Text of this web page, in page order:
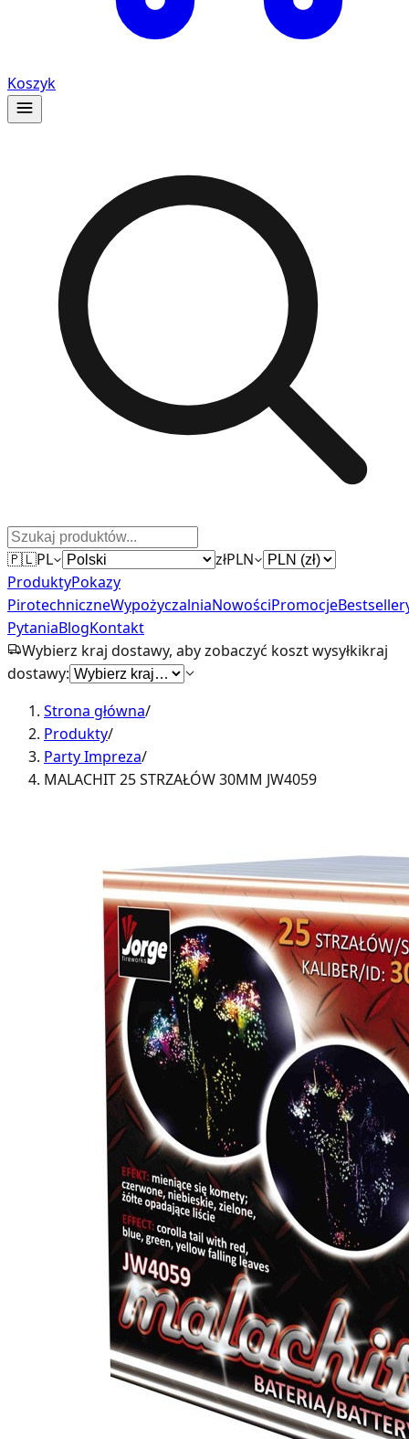
Koszyk
🇵🇱PL złPLN
ProduktyPokazy
PirotechniczneWypożyczalniaNowościPromocje
PytaniaBlogKontakt
Wybierz kraj dostawy, aby zobaczyć koszt wysyłkikraj
dostawy:
Strona główna/
Produkty/
Party Impreza/
MALACHIT 25 STRZAŁÓW 30MM JW4059